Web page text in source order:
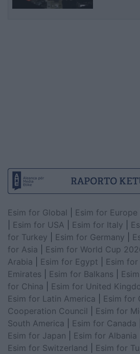
Esim for Global Esim for Europe
Esim for USA Esim for Italy
for Turkey
Esim for Germany
for Asia
Esim for World Cup
Arabia
Esim for Egypt
Esim
Emirates
Esim for Balkans
for China
Esim for United
Esim for Latin America
Esim for
Cooperation Council
Esim for
South America
Esim for Canada
Esim for Japan
Esim for Albania
Esim for Switzerland
Esim for